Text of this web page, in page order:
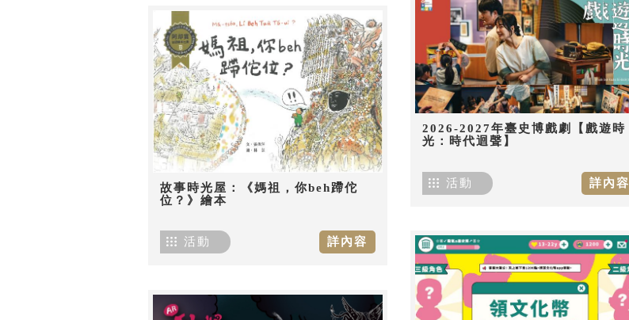
2026-2027年臺史博戲劇【戲遊時
光：時代迴聲】
詳內容
活動
故事時光屋：《媽祖，你beh蹛佗
位？》繪本
詳內容
活動